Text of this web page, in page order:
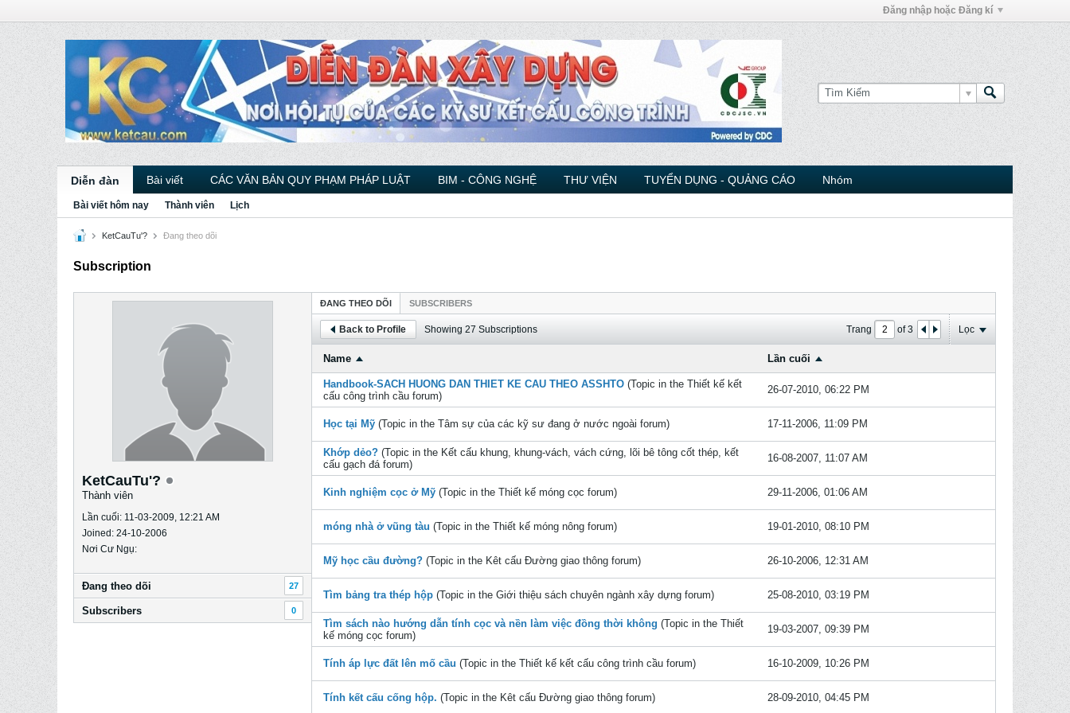
Đăng nhập hoặc Đăng kí
Diễn đàn Bài viết CÁC VĂN BẢN QUY PHẠM PHÁP LUẬT BIM - CÔNG NGHỆ THƯ VIỆN TUYỂN DỤNG - QUẢNG CÁO Nhóm
Bài viết hôm nay Thành viên Lịch
KetCauTu'? Ðang theo dõi
Subscription
KetCauTu'?
Thành viên
Lần cuối: 11-03-2009, 12:21 AM
Joined: 24-10-2006
Nơi Cư Ngụ:
Ðang theo dõi 27
Subscribers 0
ÐANG THEO DÕI SUBSCRIBERS
Back to Profile Showing 27 Subscriptions Trang of3 Lọc
Name Lần cuối
Handbook-SACH HUONG DAN THIET KE CAU THEO ASSHTO (Topic in the Thiết kế kết
cấu công trình cầu forum)
26-07-2010, 06:22 PM
Học tại Mỹ (Topic in the Tâm sự của các kỹ sư đang ở nước ngoài forum) 17-11-2006, 11:09 PM
Khớp dẻo? (Topic in the Kết cấu khung, khung-vách, vách cứng, lõi bê tông cốt thép, kết
cấu gạch đáforum)
16-08-2007, 11:07 AM
Kinh nghiệm cọc ở Mỹ (Topic in the Thiết kế móng cọc forum) 29-11-2006, 01:06 AM
móng nhà ở vũng tàu (Topic in the Thiết kế móng nông forum) 19-01-2010, 08:10 PM
Mỹ học cầu đường? (Topic in the Kêt cấu Đường giao thông forum) 26-10-2006, 12:31 AM
Tìm bảng tra thép hộp (Topic in the Giới thiệu sách chuyên ngành xây dựng forum) 25-08-2010, 03:19 PM
Tìm sách nào hướng dẫn tính cọc và nền làm việc đồng thời không (Topic in the Thiết
kế móng cọc forum)
19-03-2007, 09:39 PM
Tính áp lực đất lên mố cầu (Topic in the Thiết kế kết cấu công trình cầu forum) 16-10-2009, 10:26 PM
Tính kết cấu cống hộp. (Topic in the Kêt cấu Đường giao thông forum) 28-09-2010, 04:45 PM